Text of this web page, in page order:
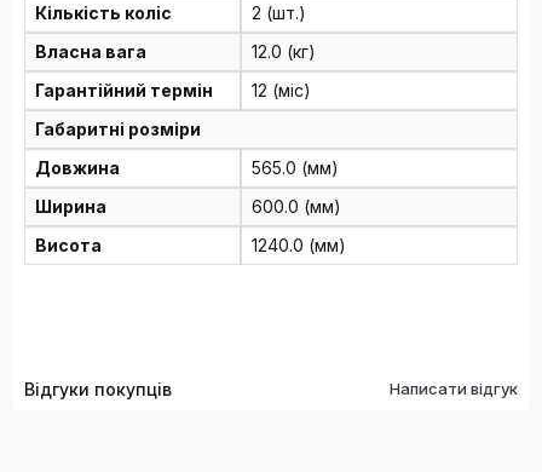
Кількість коліс
2 (шт.)
Власна вага
12.0 (кг)
Гарантійний термін
12 (міс)
Габаритні розміри
Довжина
565.0 (мм)
Ширина
600.0 (мм)
Висота
1240.0 (мм)
Відгуки покупців Написати відгук